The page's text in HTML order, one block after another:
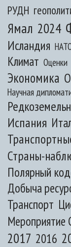
РУДН
Ямал 2024
Исландия
Климат Оценки
Экономика
Научная
Испания
Страны-
Полярный
Добыча
Транспорт
Мероприятие
2017 2016